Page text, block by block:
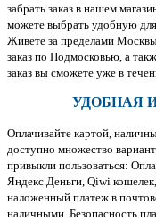
забрать заказ в нашем
можете выбрать удобную для
Живете за пределами
заказ по Подмосковью, а
заказ вы сможете уже в
УДОБНАЯ
Оплачивайте картой,
доступно множество
привыкли пользоваться:
Яндекс.Деньги, Qiwi
наложенный платеж в
наличными. Безопасность